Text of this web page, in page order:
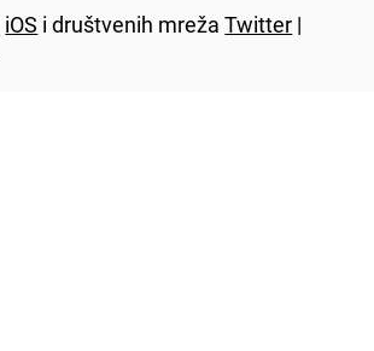
iOS i društvenih mrežaTwitter |